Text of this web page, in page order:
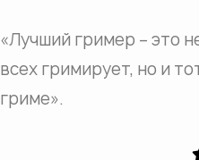
«Лучший гример – это
всех гримирует, но и
гриме».